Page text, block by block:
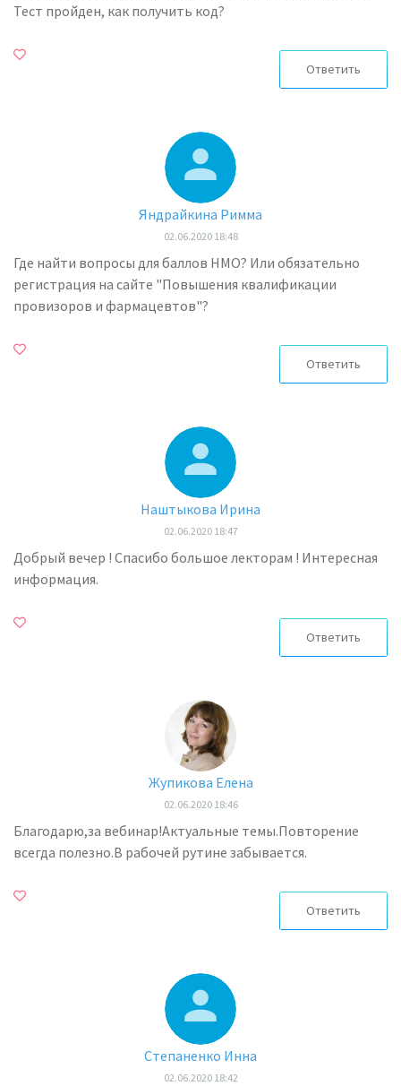
Тест пройден, как получить код?
Ответить
Яндрайкина Римма
02.06.2020 18:48
Где найти вопросы для баллов НМО? Или обязательно
регистрация на сайте "Повышения квалификации
провизоров и фармацевтов"?
Ответить
Наштыкова Ирина
02.06.2020 18:47
Добрый вечер ! Спасибо большое лекторам ! Интересная
информация.
Ответить
Жупикова Елена
02.06.2020 18:46
Благодарю,за вебинар!Актуальные темы.Повторение
всегда полезно.В рабочей рутине забывается.
Ответить
Степаненко Инна
02.06.2020 18:42